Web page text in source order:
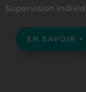
Supervision
EN SAVOIR +